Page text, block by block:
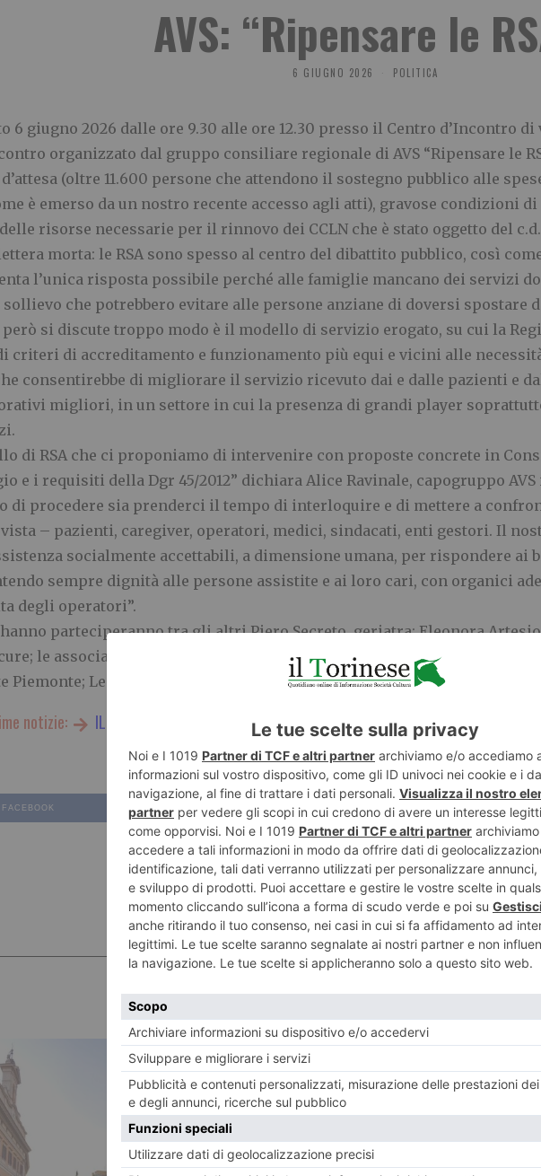
AVS: “Ripensare le
6 GIUGNO 2026 POLITICA
6 giugno 2026 dalle ore 9.30 alle ore 12.30 presso il Centro d’Incontro
organizzato dal gruppo consiliare regionale di AVS “Ripensare le
(oltre 11.600 persone che attendono il sostegno pubblico alle
è emerso da un nostro recente accesso agli atti), gravose condizioni
risorse necessarie per il rinnovo dei CCLN che è stato oggetto del
morta: le RSA sono spesso al centro del dibattito pubblico, così
l’unica risposta possibile perché alle famiglie mancano dei servizi
che potrebbero evitare alle persone anziane di doversi spostare
si discute troppo modo è il modello di servizio erogato, su cui la
criteri di accreditamento e funzionamento più equi e vicini alle
consentirebbe di migliorare il servizio ricevuto dai e dalle pazienti e
migliori, in un settore in cui la presenza di grandi player
di RSA che ci proponiamo di intervenire con proposte concrete in
e i requisiti della Dgr 45/2012” dichiara Alice Ravinale, capogruppo
di procedere sia prenderci il tempo di interloquire e di mettere a
– pazienti, caregiver, operatori, medici, sindacati, enti gestori. Il
socialmente accettabili, a dimensione umana, per rispondere ai
sempre dignità alle persone assistite e ai loro cari, con organici
degli operatori”.
parteciperanno tra gli altri Piero Secreto, geriatra; Eleonora
le associazioni Alzheimer Piemonte e AVO; Fondazione Promozione
Piemonte; Legacoop.
notizie: IL TORINESE
FACEBOOK TWITTER WHATSAPP
POLITICA
POTREBBE INTERESSARTI...